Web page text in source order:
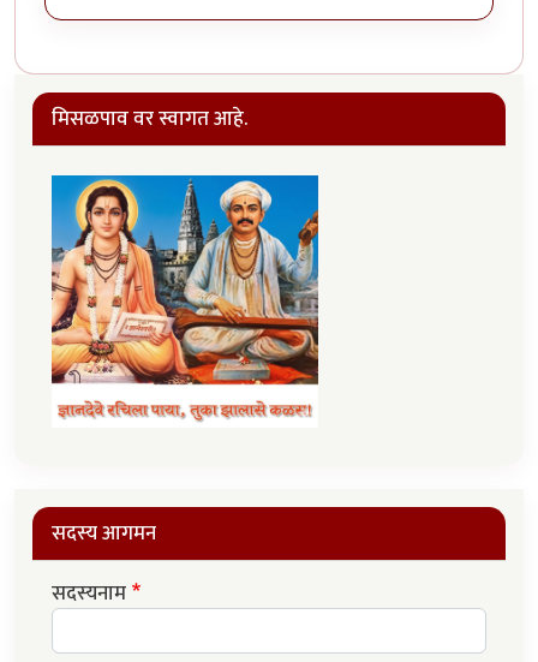
मिसळपाव वर स्वागत आहे.
सदस्य आगमन
सदस्यनाम